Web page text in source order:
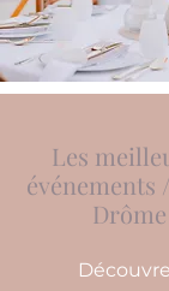
Les
événements